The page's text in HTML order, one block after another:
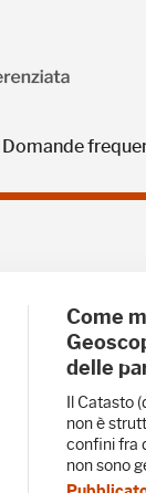
Domande
Come
delle
Il Catasto
non è
confini fra
non sono